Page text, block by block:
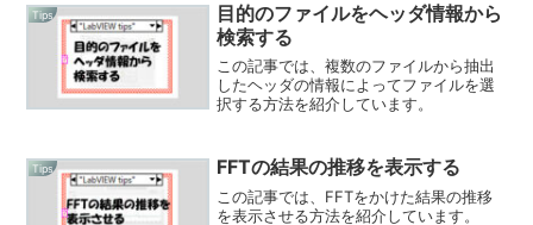
Tips
目的のファイルをヘッダ情報から
検索する
この記事では、複数のファイルから抽出
したヘッダの情報によってファイルを選
択する方法を紹介しています。
Tips FFTの結果の推移を表示する
この記事では、FFTをかけた結果の推移
を表示させる方法を紹介しています。